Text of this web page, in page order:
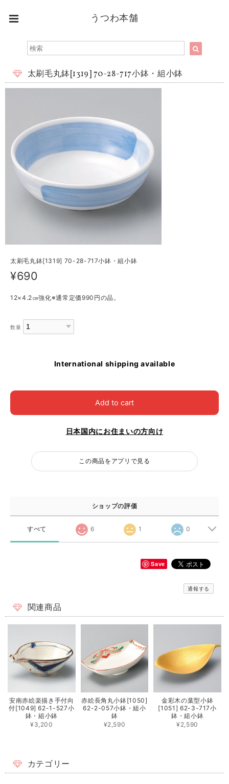
うつわ本舗
太刷毛丸鉢[1319] 70-28-717小鉢・組小鉢
太刷毛丸鉢[1319] 70-28-717小鉢・組小鉢
¥690
12×4.2㎝強化※通常定価990円の品。
数量
International shipping available
Add to cart
日本国内にお住まいの方向け
この商品をアプリで見る
ショップの評価
すべて 6 1 0
Save
通報する
関連商品
安南赤絵楽描き手付向
付[1049] 62-1-527小
鉢・組小鉢
¥3,200
赤絵長角丸小鉢[1050]
62-2-057小鉢・組小
鉢
¥2,590
金彩木の葉型小鉢
[1051] 62-3-717小
鉢・組小鉢
¥2,590
カテゴリー